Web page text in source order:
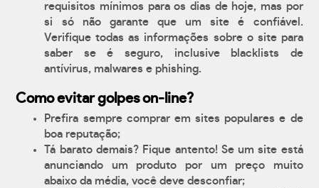
requisitos mínimos para os dias de hoje, mas por
si só não garante que um site é confiável.
Verifique todas as informações sobre o site para
saber se é seguro, inclusive blacklists de
antívirus, malwares e phishing.
Como evitar golpes on-line?
Prefira sempre comprar em sites populares e de
boa reputação;
Tá barato demais? Fique antento! Se um site está
anunciando um produto por um preço muito
abaixo da média, você deve desconfiar;